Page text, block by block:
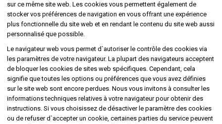
sur ce même site web. Les cookies vous permettent également de
stocker vos préférences de navigation en vous offrant une expérience
plus fonctionnelle du site web et en rendant le contenu du site web aussi
personnalisé que possible.
Le navigateur web vous permet d`autoriser le contrôle des cookies via
les paramètres de votre navigateur. La plupart des navigateurs acceptent
de bloquer les cookies de sites web spécifiques. Cependant, cela
signifie que toutes les options ou préférences que vous avez définies
sur le site web sont encore perdues. Nous vous invitons à consulter les
informations techniques relatives à votre navigateur pour obtenir des
instructions. Si vous choisissez de désactiver le paramètre des cookies
ou de refuser d`accepter un cookie, certaines parties du service peuvent